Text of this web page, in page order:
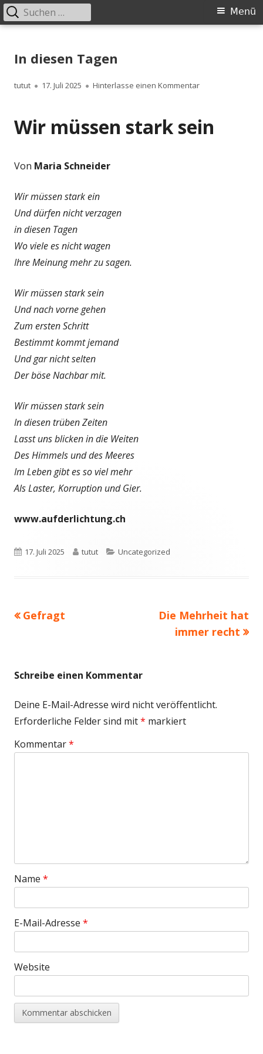
zum
Primäres
Menü
Suchen
nach:
In diesen Tagen
Autor
tutut
Veröffentlicht
17. Juli 2025 Hinterlasse einen Kommentarzu In diesen
Wir müssen stark sein
Von Maria Schneider
Wir müssen stark ein
Und dürfen nicht verzagen
in diesen Tagen
Wo viele es nicht wagen
Ihre Meinung mehr zu sagen.
Wir müssen stark sein
Und nach vorne gehen
Zum ersten Schritt
Bestimmt kommt jemand
Und gar nicht selten
Der böse Nachbar mit.
Wir müssen stark sein
In diesen trüben Zeiten
Lasst uns blicken in die Weiten
Des Himmels und des Meeres
Im Leben gibt es so viel mehr
Als Laster, Korruption und Gier.
www.aufderlichtung.ch
Veröffentlicht
17. Juli 2025 Autor
tutut Kategorien
Uncategorized
Beitragsnavigation
Vorheriger
Gefragt
Nächster
Beitrag
Die Mehrheit hat
immer recht
Schreibe einen Kommentar
Deine E-Mail-Adresse wird nicht veröffentlicht.
Erforderliche Felder sind mit* markiert
Kommentar*
Name *
E-Mail-Adresse *
Website